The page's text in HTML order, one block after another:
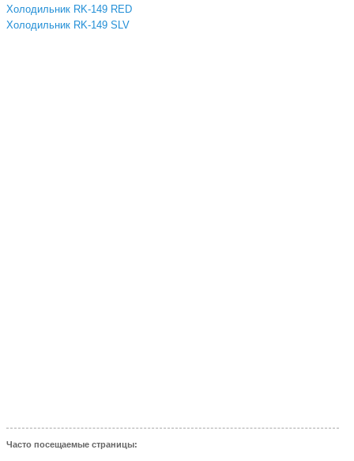
Холодильник RK-149 RED
Холодильник RK-149 SLV
Часто посещаемые страницы: